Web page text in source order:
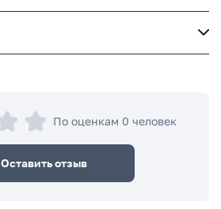
По оценкам 0 человек
Оставить отзыв